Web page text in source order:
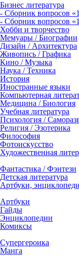
Бизнес литература
- Сборник вопросов
- Сборник вопросов
Хобби и творчество
Мемуары / Биографии
Дизайн / Архитектура
Живопись / Графика
Кино / Музыка
Наука / Техника
История
Иностранные языки
Компьютерная
Медицина / Биология
Учебная литература
Психология /
Религия / Эзотерика
Философия
Фотоискусство
Художественная
Фантастика / Фэнтези
Детская литература
Артбуки,
Артбуки
Гайды
Энциклопедии
Комиксы
Супергероика
Манга